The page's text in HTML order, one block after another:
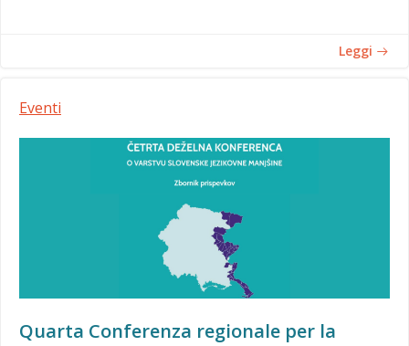
Leggi
Eventi
Quarta Conferenza regionale per la